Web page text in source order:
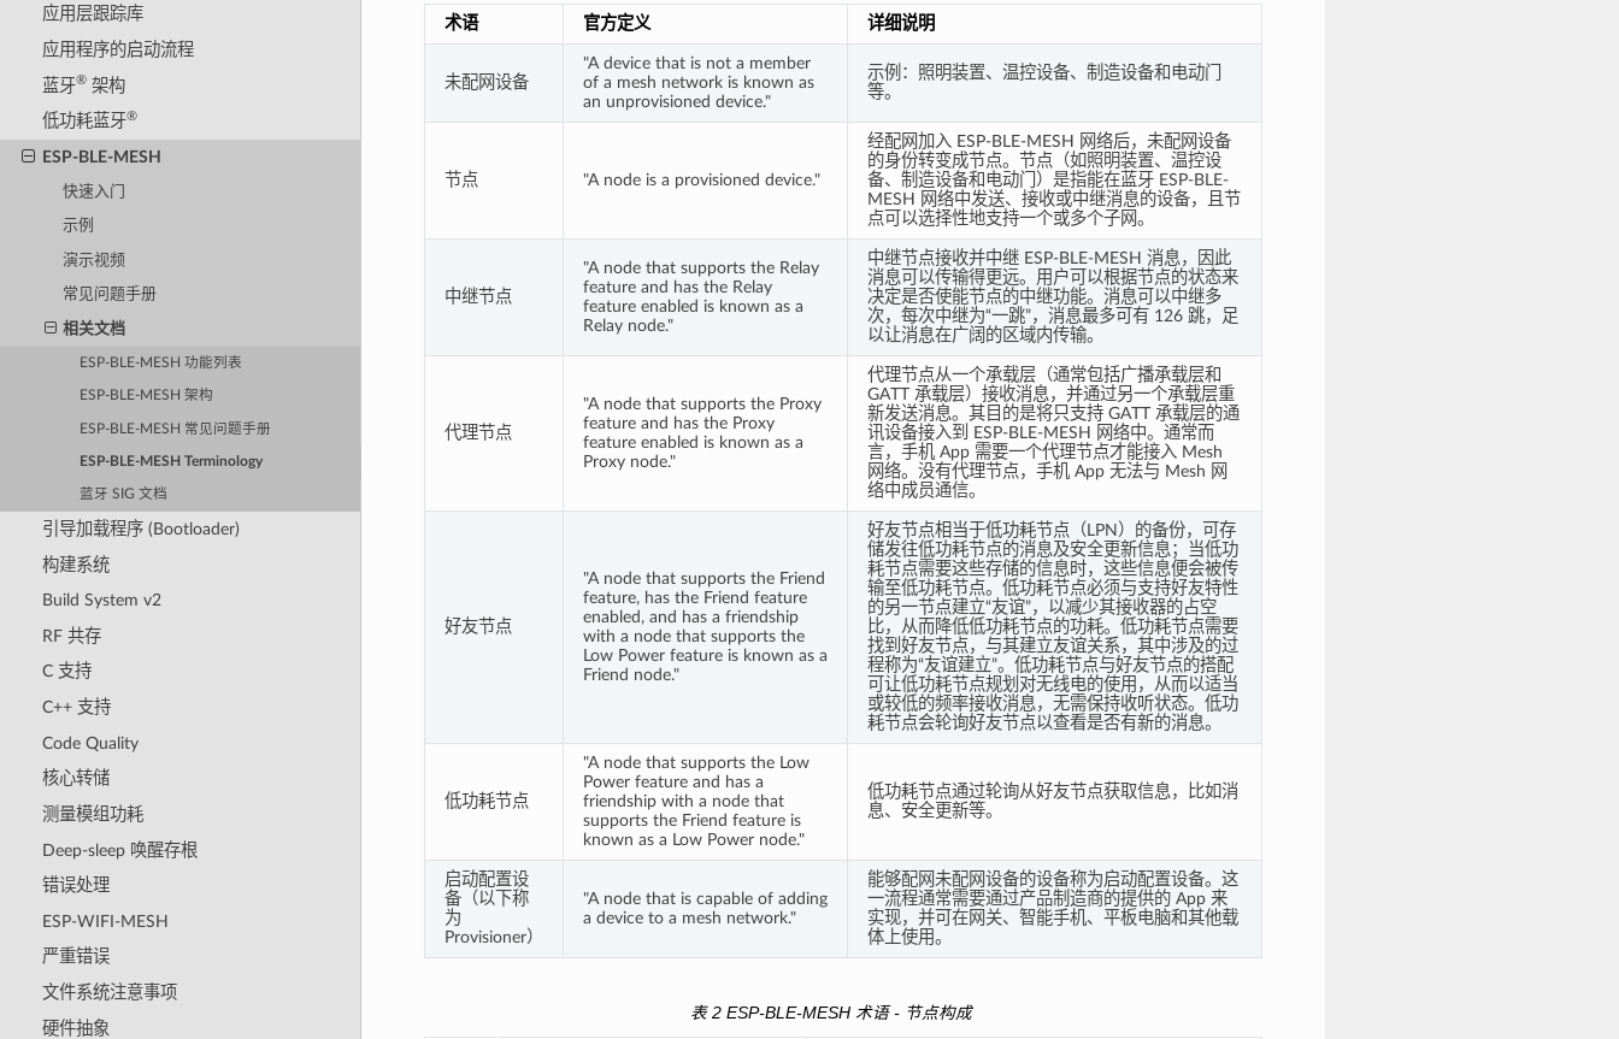
应用层跟踪库
应用程序的启动流程
蓝牙®架构
低功耗蓝牙®
ESP-BLE-MESH
快速入门
示例
演示视频
常见问题手册
相关文档
ESP-BLE-MESH 功能列表
ESP-BLE-MESH 架构
ESP-BLE-MESH 常见问题手册
ESP-BLE-MESH Terminology
蓝牙 SIG 文档
引导加载程序 (Bootloader)
构建系统
Build System v2
RF 共存
C 支持
C++ 支持
Code Quality
核心转储
测量模组功耗
Deep-sleep 唤醒存根
错误处理
ESP-WIFI-MESH
严重错误
文件系统注意事项
硬件抽象
术语 官方定义 详细说明
未配网设备
"A device that is not a member
of a mesh network is known as
an unprovisioned device."
示例：照明装置、温控设备、制造设备和电动门
等。
节点 "A node is a provisioned device."
经配网加入 ESP-BLE-MESH 网络后，未配网设备
的身份转变成节点。节点（如照明装置、温控设
备、制造设备和电动门）是指能在蓝牙 ESP-BLE-
MESH 网络中发送、接收或中继消息的设备，且节
点可以选择性地支持一个或多个子网。
中继节点
"A node that supports the Relay
feature and has the Relay
feature enabled is known as a
Relay node."
中继节点接收并中继 ESP-BLE-MESH 消息，因此
消息可以传输得更远。用户可以根据节点的状态来
决定是否使能节点的中继功能。消息可以中继多
次，每次中继为“一跳”，消息最多可有 126 跳，足
以让消息在广阔的区域内传输。
代理节点
"A node that supports the Proxy
feature and has the Proxy
feature enabled is known as a
Proxy node."
代理节点从一个承载层（通常包括广播承载层和
GATT 承载层）接收消息，并通过另一个承载层重
新发送消息。其目的是将只支持 GATT 承载层的通
讯设备接入到 ESP-BLE-MESH 网络中。通常而
言，手机 App 需要一个代理节点才能接入 Mesh
网络。没有代理节点，手机 App 无法与 Mesh 网
络中成员通信。
好友节点
"A node that supports the Friend
feature, has the Friend feature
enabled, and has a friendship
with a node that supports the
Low Power feature is known as a
Friend node."
好友节点相当于低功耗节点（LPN）的备份，可存
储发往低功耗节点的消息及安全更新信息；当低功
耗节点需要这些存储的信息时，这些信息便会被传
输至低功耗节点。低功耗节点必须与支持好友特性
的另一节点建立“友谊”，以减少其接收器的占空
比，从而降低低功耗节点的功耗。低功耗节点需要
找到好友节点，与其建立友谊关系，其中涉及的过
程称为“友谊建立”。低功耗节点与好友节点的搭配
可让低功耗节点规划对无线电的使用，从而以适当
或较低的频率接收消息，无需保持收听状态。低功
耗节点会轮询好友节点以查看是否有新的消息。
低功耗节点
"A node that supports the Low
Power feature and has a
friendship with a node that
supports the Friend feature is
known as a Low Power node."
低功耗节点通过轮询从好友节点获取信息，比如消
息、安全更新等。
启动配置设
备（以下称
为
Provisioner）
"A node that is capable of adding
a device to a mesh network."
能够配网未配网设备的设备称为启动配置设备。这
一流程通常需要通过产品制造商的提供的 App 来
实现，并可在网关、智能手机、平板电脑和其他载
体上使用。
表 2 ESP-BLE-MESH 术语 - 节点构成